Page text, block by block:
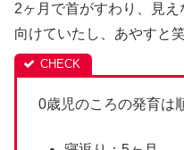
2ヶ月で首がすわり、見
向けていたし、あやすと
0歳児のころの発育は